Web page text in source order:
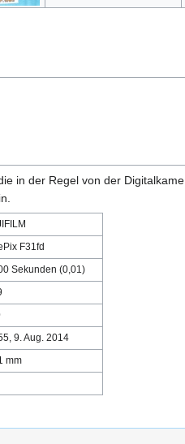
in der Regel von der
F31fd
Sekunden (0,01)
9. Aug. 2014
mm